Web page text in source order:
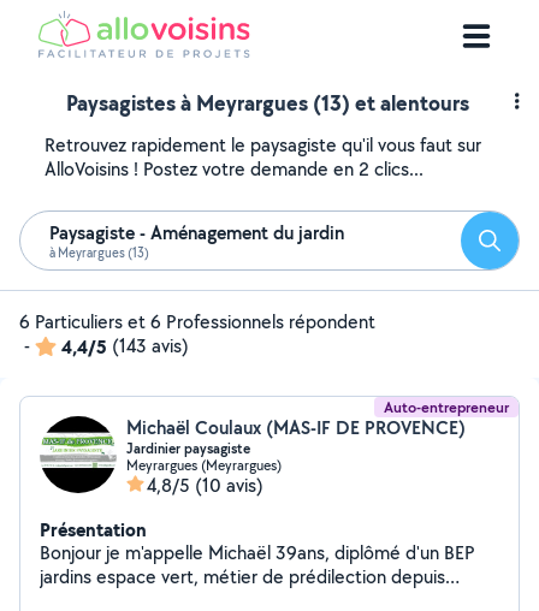
Paysagistes à Meyrargues (13) et alentours
Retrouvez rapidement le paysagiste qu'il vous faut sur
AlloVoisins ! Postez votre demande en 2 clics...
Paysagiste - Aménagement du jardin
à Meyrargues (13)
6 Particuliers et 6 Professionnels répondent
-
4,4/5 (143 avis)
Auto-entrepreneur
Michaël Coulaux (MAS-IF DE PROVENCE)
Jardinier paysagiste
Meyrargues (Meyrargues)
4,8/5 (10 avis)
Présentation
Bonjour je m'appelle Michaël 39ans, diplômé d'un BEP
jardins espace vert, métier de prédilection depuis